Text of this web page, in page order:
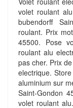
volet roulant
bubendorff
roulant. Prix
45500. Pose
roulant alu
pas cher. Prix
electrique.
aluminium sur
Saint-Gondon
volet roulant